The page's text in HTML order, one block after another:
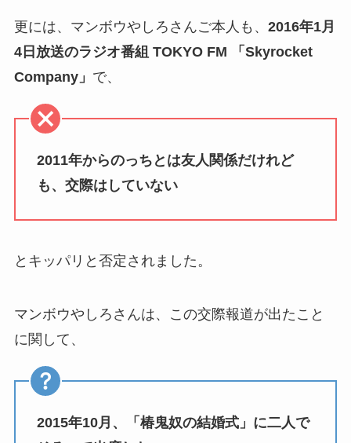
更には、マンボウやしろさんご本人も、 2016年1月
4日放送のラジオ番組 TOKYO FM 「Skyrocket
Company」 で、
2011年からのっちとは友人関係だけれど
も、交際はしていない
とキッパリと否定されました。
マンボウやしろさんは、この交際報道が出たこと
に関して、
2015年10月、「椿鬼奴の結婚式」に二人で